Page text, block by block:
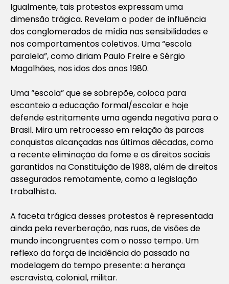
Igualmente, tais protestos expressam uma
dimensão trágica. Revelam o poder de influência
dos conglomerados de mídia nas sensibilidades e
nos comportamentos coletivos. Uma “escola
paralela”, como diriam Paulo Freire e Sérgio
Magalhães, nos idos dos anos 1980.
Uma “escola” que se sobrepõe, coloca para
escanteio a educação formal/escolar e hoje
defende estritamente uma agenda negativa para o
Brasil. Mira um retrocesso em relação às parcas
conquistas alcançadas nas últimas décadas, como
a recente eliminação da fome e os direitos sociais
garantidos na Constituição de 1988, além de direitos
assegurados remotamente, como a legislação
trabalhista.
A faceta trágica desses protestos é representada
ainda pela reverberação, nas ruas, de visões de
mundo incongruentes com o nosso tempo. Um
reflexo da força de incidência do passado na
modelagem do tempo presente: a herança
escravista, colonial, militar.